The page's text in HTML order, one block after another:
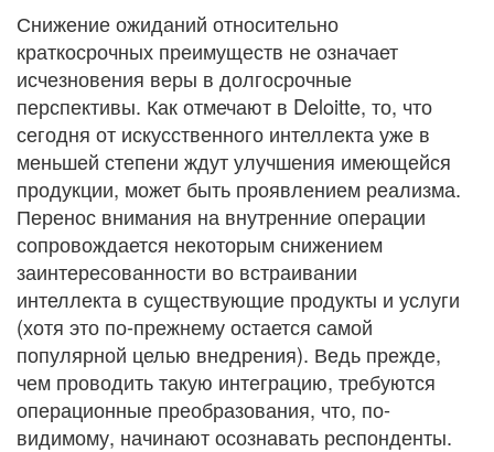
Снижение ожиданий относительно
краткосрочных преимуществ не означает
исчезновения веры в долгосрочные
перспективы. Как отмечают в Deloitte, то, что
сегодня от искусственного интеллекта уже в
меньшей степени ждут улучшения имеющейся
продукции, может быть проявлением реализма.
Перенос внимания на внутренние операции
сопровождается некоторым снижением
заинтересованности во встраивании
интеллекта в существующие продукты и услуги
(хотя это по-прежнему остается самой
популярной целью внедрения). Ведь прежде,
чем проводить такую интеграцию, требуются
операционные преобразования, что, по-
видимому, начинают осознавать респонденты.